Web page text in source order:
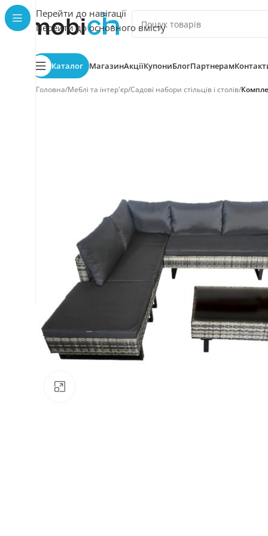
Перейти до навігації
Перейти до основного вмісту
Каталог МагазинАкціїКупониБлогПартнерам
Головна/Меблі та інтер'єр/Садові набори стільців і столів/